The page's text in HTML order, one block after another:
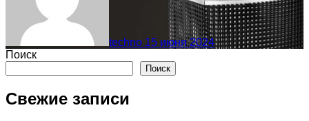
techno 15 июня 2024
Поиск
Поиск
Свежие записи